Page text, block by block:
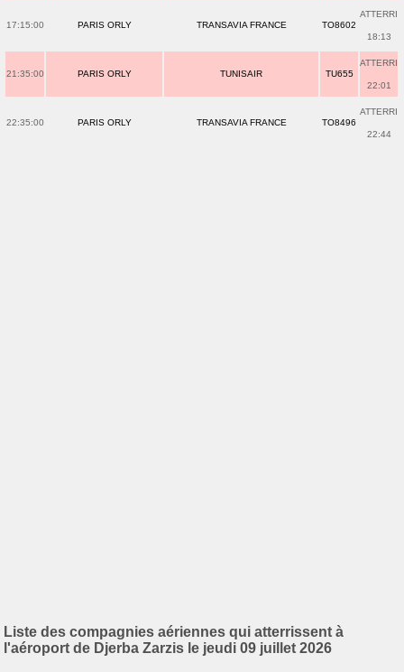
17:15:00 PARIS ORLY TRANSAVIA FRANCE TO8602
ATTERRI
18:13
21:35:00 PARIS ORLY TUNISAIR TU655
ATTERRI
22:01
22:35:00 PARIS ORLY TRANSAVIA FRANCE TO8496
ATTERRI
22:44
Liste des compagnies aériennes qui atterrissent à
l'aéroport de Djerba Zarzis le jeudi 09 juillet 2026